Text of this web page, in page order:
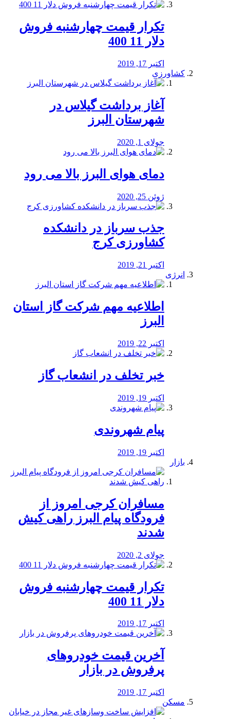
تکرار قیمت چهارشنبه فروش
دلار 11 400
اکتبر 17, 2019
کشاورزی
آغاز برداشت گیلاس در
شهرستان البرز
جولای 1, 2020
دمای هوای البرز بالا می رود
ژوئن 25, 2020
جذب سرباز در دانشکده
کشاورزی کرج
اکتبر 21, 2019
انرژی
️اطلاعیه مهم شرکت گاز استان
البرز
اکتبر 22, 2019
خبر تخلف در انشعاب گاز
اکتبر 19, 2019
پیام شهروندی
اکتبر 19, 2019
بازار
مسافران کرجی امروز از
فرودگاه پیام البرز راهی کیش
شدند
جولای 2, 2020
تکرار قیمت چهارشنبه فروش
دلار 11 400
اکتبر 17, 2019
آخرین قیمت خودرو‌های
پرفروش در بازار
اکتبر 17, 2019
مسکن